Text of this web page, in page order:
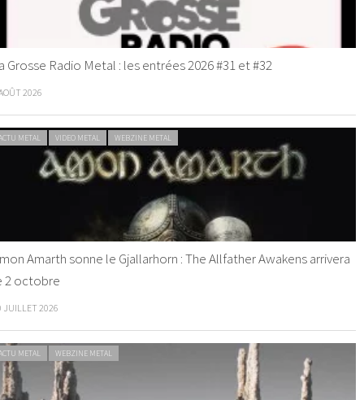
Grosse Radio Metal : les entrées 2026 #31 et #32
2026
METAL VIDEO METAL WEBZINE METAL
Amarth sonne le Gjallarhorn : The Allfather Awakens arrivera
2 octobre
JUILLET 2026
METAL WEBZINE METAL